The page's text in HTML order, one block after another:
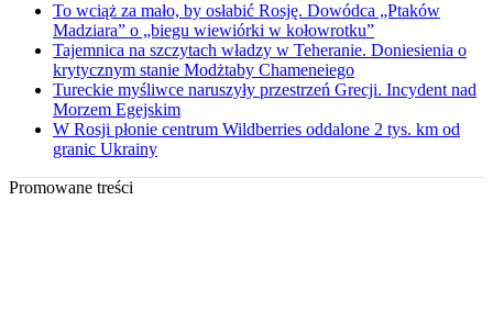
To wciąż za mało, by osłabić Rosję. Dowódca „Ptaków
Madziara” o „biegu wiewiórki w kołowrotku”
Tajemnica na szczytach władzy w Teheranie. Doniesienia o
krytycznym stanie Modżtaby Chameneiego
Tureckie myśliwce naruszyły przestrzeń Grecji. Incydent nad
Morzem Egejskim
W Rosji płonie centrum Wildberries oddalone 2 tys. km od
granic Ukrainy
Promowane treści